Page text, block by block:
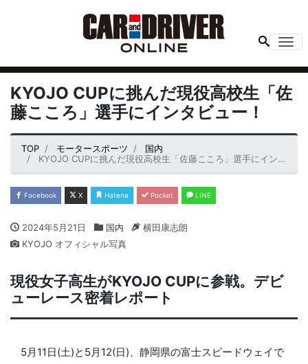
KYOJO CUPに挑んだ現役高校生「佐
藤こころ」選手にインタビュー！
TOP モータースポーツ
国内
KYOJO CUPに挑んだ現役高校生「佐藤こころ」選手にインタビュー！
Facebook X Hatena Pocket LINE
2024年5月21日 国内
横田康志朗
KYOJO オフィシャル写真
現役女子高生がKYOJO CUPに参戦。デビ
ューレース密着レポート
5月11日(土)と5月12(日)、静岡県の富士スピードウェイで